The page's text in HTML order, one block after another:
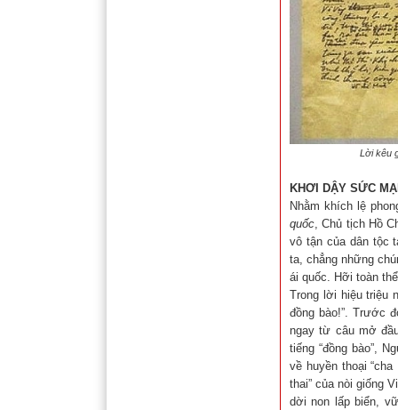
Lời kêu
KHƠI DẬY SỨC
Nhằm khích lệ
quốc, Chủ tịch Hồ
vô tận của dân tộc
ta, chẳng những
ái quốc. Hỡi toàn
Trong lời hiệu triệu
đồng bào!”. Trước
ngay từ câu mở
tiếng “đồng bào”,
về huyền thoại
thai” của nòi giống
dời non lấp biển,